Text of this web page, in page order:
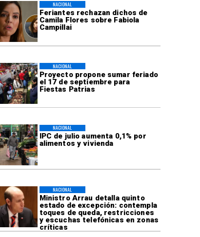
Feriantes rechazan dichos de
Camila Flores sobre Fabiola
Campillai
NACIONAL
Proyecto propone sumar feriado
el 17 de septiembre para
Fiestas Patrias
NACIONAL
IPC de julio aumenta 0,1% por
alimentos y vivienda
NACIONAL
Ministro Arrau detalla quinto
estado de excepción: contempla
toques de queda, restricciones
y escuchas telefónicas en zonas
críticas
NACIONAL